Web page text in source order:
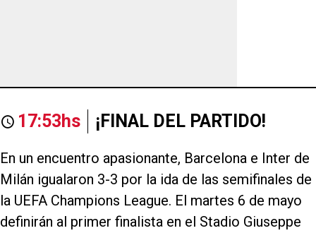
17:53hs ¡FINAL DEL PARTIDO!
En un encuentro apasionante, Barcelona e Inter de
Milán igualaron 3-3 por la ida de las semifinales de
la UEFA Champions League. El martes 6 de mayo
definirán al primer finalista en el Stadio Giuseppe